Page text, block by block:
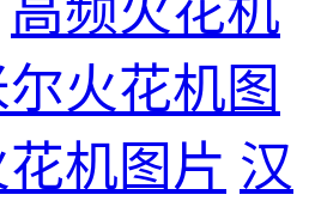
高频火花机
火花机图
机图片 汉